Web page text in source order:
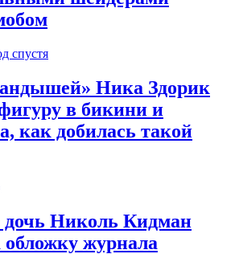
спустя
Ника Здорик
в бикини и
как добилась такой
дочь Николь Кидман
обложку журнала